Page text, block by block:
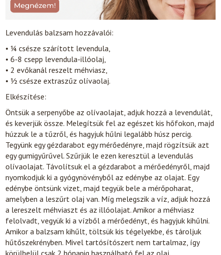
Levendulás balzsam hozzávalói:
• ¼ csésze szárított levendula,
• 6-8 csepp levendula-illóolaj,
• 2 evőkanál reszelt méhviasz,
• ½ csésze extraszűz olívaolaj.
Elkészítése:
Öntsük a serpenyőbe az olívaolajat, adjuk hozzá a levendulát,
és keverjük össze. Melegítsük fel az egészet kis hőfokon, majd
húzzuk le a tűzről, és hagyjuk hűlni legalább húsz percig.
Tegyünk egy gézdarabot egy mérőedényre, majd rögzítsük azt
egy gumigyűrűvel. Szűrjük le ezen keresztül a levendulás
olívaolajat. Távolítsuk el a gézdarabot a mérőedényről, majd
nyomkodjuk ki a gyógynövényből az edénybe az olajat. Egy
edénybe öntsünk vizet, majd tegyük bele a mérőpoharat,
amelyben a leszűrt olaj van. Míg melegszik a víz, adjuk hozzá
a lereszelt méhviaszt és az illóolajat. Amikor a méhviasz
felolvadt, vegyük ki a vízből a mérőedényt, és hagyjuk kihűlni.
Amikor a balzsam kihűlt, töltsük kis tégelyekbe, és tároljuk
hűtőszekrényben. Mivel tartósítószert nem tartalmaz, így